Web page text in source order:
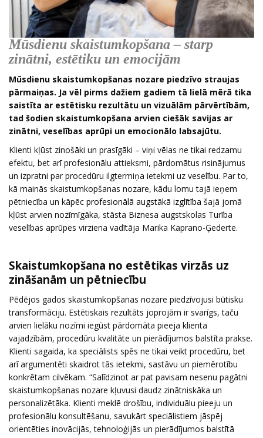
Mūsdienu skaistumkopšana – starp
zinātni, estētiku un emocijām
Mūsdienu skaistumkopšanas nozare piedzīvo straujas
pārmaiņas. Ja vēl pirms dažiem gadiem tā lielā mērā tika
saistīta ar estētisku rezultātu un vizuālām pārvērtībām,
tad šodien skaistumkopšana arvien ciešāk savijas ar
zinātni, veselības aprūpi un emocionālo labsajūtu.
Klienti kļūst zinošāki un prasīgāki – viņi vēlas ne tikai redzamu
efektu, bet arī profesionālu attieksmi, pārdomātus risinājumus
un izpratni par procedūru ilgtermiņa ietekmi uz veselību. Par to,
kā mainās skaistumkopšanas nozare, kādu lomu tajā ieņem
pētniecība un kāpēc profesionālā augstākā izglītība šajā jomā
kļūst arvien nozīmīgāka, stāsta Biznesa augstskolas Turība
veselības aprūpes virziena vadītāja Marika Kaprano-Ģederte.
Skaistumkopšana no estētikas virzās uz
zināšanām un pētniecību
Pēdējos gados skaistumkopšanas nozare piedzīvojusi būtisku
transformāciju. Estētiskais rezultāts joprojām ir svarīgs, taču
arvien lielāku nozīmi iegūst pārdomāta pieeja klienta
vajadzībām, procedūru kvalitāte un pierādījumos balstīta prakse.
Klienti sagaida, ka speciālists spēs ne tikai veikt procedūru, bet
arī argumentēti skaidrot tās ietekmi, sastāvu un piemērotību
konkrētam cilvēkam. “Salīdzinot ar pat pavisam nesenu pagātni
skaistumkopšanas nozare kļuvusi daudz zinātniskāka un
personalizētāka. Klienti meklē drošību, individuālu pieeju un
profesionālu konsultēšanu, savukārt speciālistiem jāspēj
orientēties inovācijās, tehnoloģijās un pierādījumos balstītā